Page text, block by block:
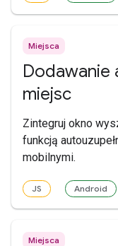
Miejsca
Dodawanie
miejsc
Zintegruj okno
funkcją
mobilnymi.
JS Android
Miejsca